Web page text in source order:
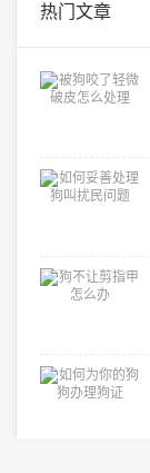
热门文章